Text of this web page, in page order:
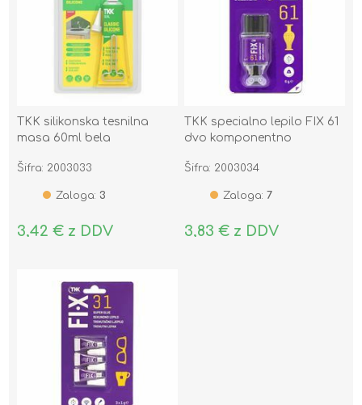
TKK silikonska tesnilna
masa 60ml bela
Šifra: 2003033
Zaloga: 3
3,42 € z DDV
TKK specialno lepilo FIX 61
dvo komponentno
Šifra: 2003034
Zaloga: 7
3,83 € z DDV